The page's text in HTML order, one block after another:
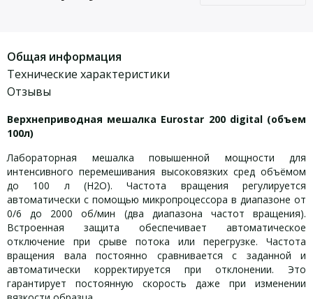
Общая информация
Технические характеристики
Отзывы
Верхнеприводная мешалка Eurostar 200 digital (объем
100л)
Лабораторная мешалка повышенной мощности для
интенсивного перемешивания высоковязких сред объёмом
до 100 л (H2O). Частота вращения регулируется
автоматически с помощью микропроцессора в диапазоне от
0/6 до 2000 об/мин (два диапазона частот вращения).
Встроенная защита обеспечивает автоматическое
отключение при срыве потока или перегрузке. Частота
вращения вала постоянно сравнивается с заданной и
автоматически корректируется при отклонении. Это
гарантирует постоянную скорость даже при изменении